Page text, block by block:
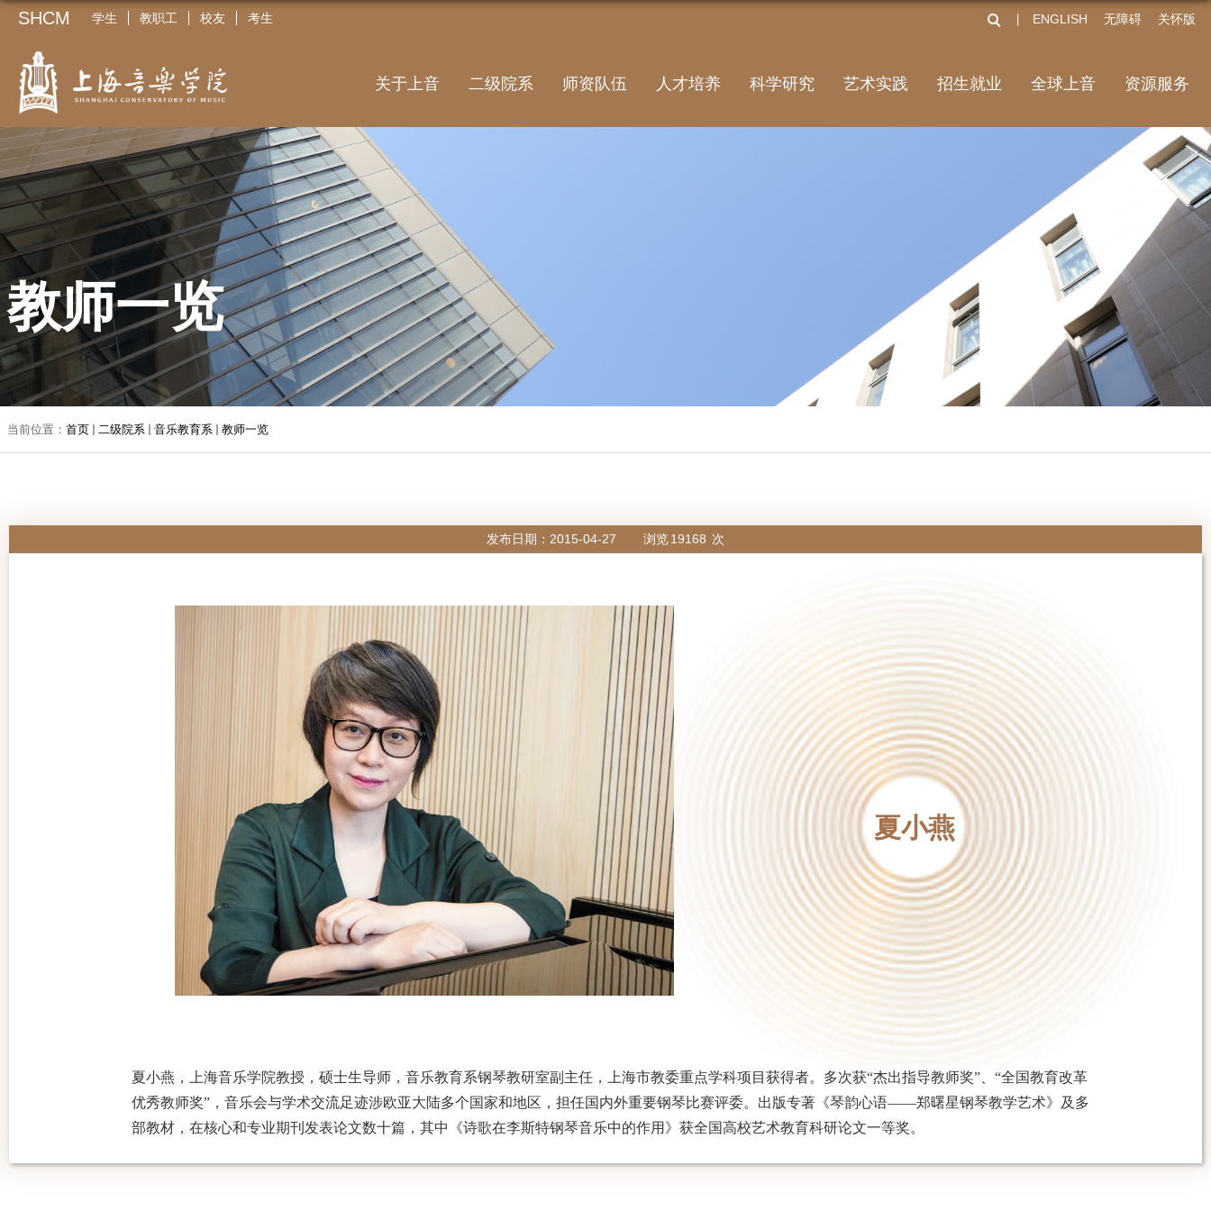
SHCM 学生 教职工 校友 考生 ENGLISH 无障碍 关怀版
关于上音 二级院系 师资队伍 人才培养 科学研究 艺术实践 招生就业 全球上音 资源服务
教师一览
当前位置： 首页 二级院系 音乐教育系 教师一览
发布日期：2015-04-27 浏览19168 次
夏小燕
夏小燕， 上海音乐学院教授， 硕士生导师，音乐教育系钢琴教研室副主任 ， 上海市教委重点学科项目获得者。 多次获“杰出指导教师奖”、 “全国教育改革
优秀教师奖” ， 音乐会与学术交流足迹涉欧亚大陆多个国家和地区，担任国内外重要钢琴比赛评委。 出版专著 《琴韵心语——郑曙星钢琴教学艺术》 及多
部教材，在核心和专业期刊发表论文数十篇 ， 其中 《诗歌在李斯特钢琴音乐中的作用》获全国高校艺术教育科研论文一等奖。